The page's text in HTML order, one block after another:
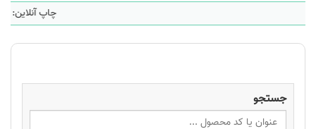
چاپ آنلاین:
جستجو